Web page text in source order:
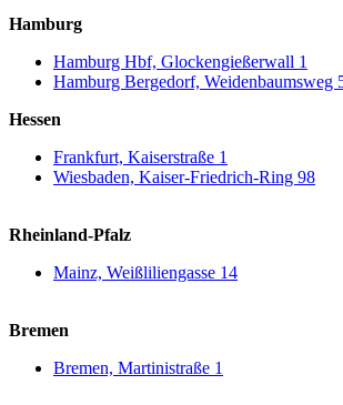
Hamburg
Hamburg Hbf, Glockengießerwall 1
Hamburg Bergedorf, Weidenbaumsweg
Hessen
Frankfurt, Kaiserstraße 1
Wiesbaden, Kaiser-Friedrich-Ring 98
Rheinland-Pfalz
Mainz, Weißliliengasse 14
Bremen
Bremen, Martinistraße 1